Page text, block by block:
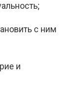
с ним
и